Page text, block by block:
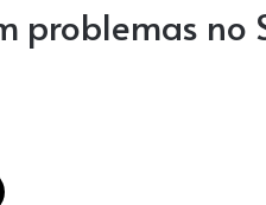
problemas no